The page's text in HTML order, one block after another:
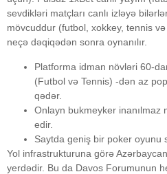
sevdikləri matçları canlı izləyə
mövcuddur (futbol, ​​xokkey, tennis
neçə dəqiqədən sonra oynanılır.
Platforma idman növləri 60-
(Futbol və Tennis) -dən az
qədər.
Onlayn bukmeyker inanılmaz
edir.
Saytda geniş bir poker oyunu
Yol infrastrukturuna görə
yerdədir. Bu da Davos Forumunun